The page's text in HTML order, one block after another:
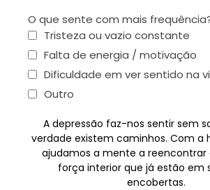
O que sente com mais
Tristeza ou vazio constante
Falta de energia / motivação
Dificuldade em ver sentido na
Outro
A depressão faz-nos sentir sem
verdade existem caminhos. Com a
ajudamos a mente a reencontrar
força interior que já estão em
encobertas.